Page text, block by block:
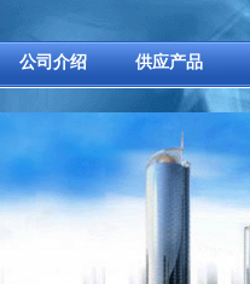
公司介绍 供应产品